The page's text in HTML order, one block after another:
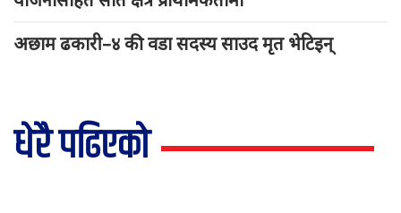
अछाम ढकारी–४ की वडा सदस्य साउद मृत भेटिइन्
धेरै पढिएको